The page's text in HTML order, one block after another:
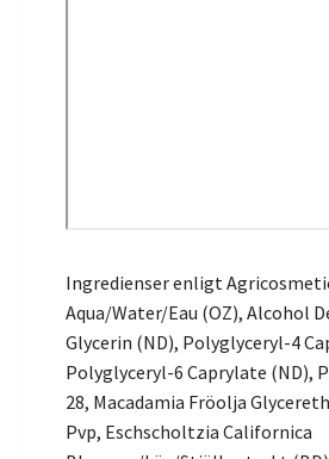
Ingredienser enligt
Aqua/Water/Eau (OZ), Alcohol
Glycerin (ND), Polyglyceryl-4
Polyglyceryl-6 Caprylate (ND),
28, Macadamia Fröolja
Pvp, Eschscholtzia Californica